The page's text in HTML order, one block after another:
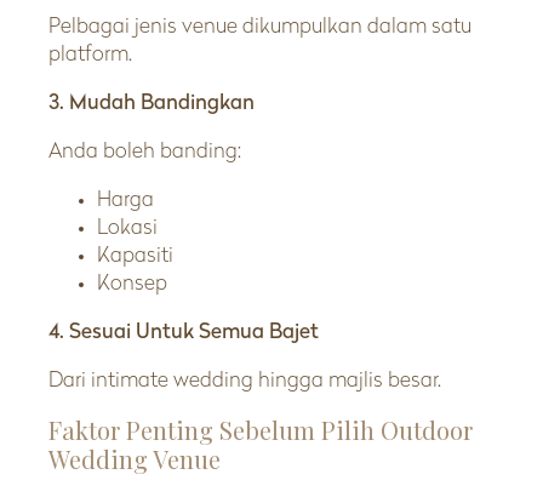
Pelbagai jenis venue dikumpulkan dalam satu
platform.
3. Mudah Bandingkan
Anda boleh banding:
Harga
Lokasi
Kapasiti
Konsep
4. Sesuai Untuk Semua Bajet
Dari intimate wedding hingga majlis besar.
Faktor Penting Sebelum Pilih Outdoor
Wedding Venue